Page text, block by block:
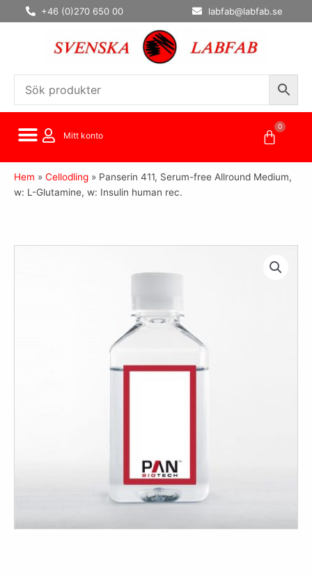
Hoppa
till
+46 (0)270 650 00 labfab@labfab.se
Mitt konto
0
Hem » Cellodling » Panserin 411, Serum-free Allround Medium,
w: L-Glutamine, w: Insulin human rec.